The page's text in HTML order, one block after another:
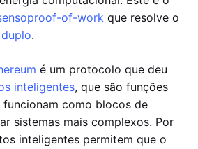
proof-of-work que resolve o
.
é um protocolo que deu
inteligentes, que são funções
como blocos de
sistemas mais complexos. Por
inteligentes permitem que o